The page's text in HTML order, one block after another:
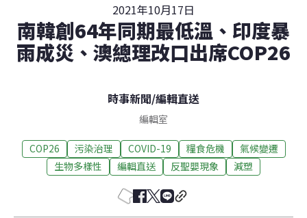
2021年10月17日
南韓創64年同期最低溫、印度暴
雨成災、澳總理改口出席COP26
時事新聞/編輯直送
編輯室
COP26 污染治理 COVID-19 糧食危機
氣候變遷
生物多樣性
編輯直送 反聖嬰現象 減塑